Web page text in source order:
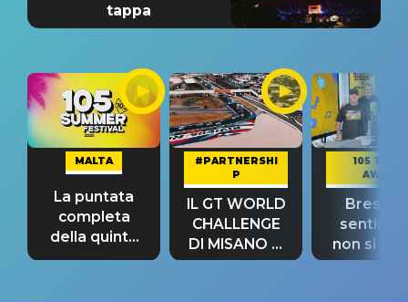
tappa
MALTA
La puntata
completa
della quinta
tappa
#PARTNERSHI
P
IL GT WORLD
CHALLENGE
DI MISANO si
riconferma
105 TAKE
AWAY
Bresh:
non si
fino alla